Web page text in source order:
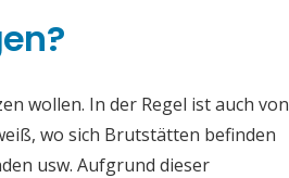
wollen. In der Regel ist auch von
wo sich Brutstätten befinden
usw. Aufgrund dieser